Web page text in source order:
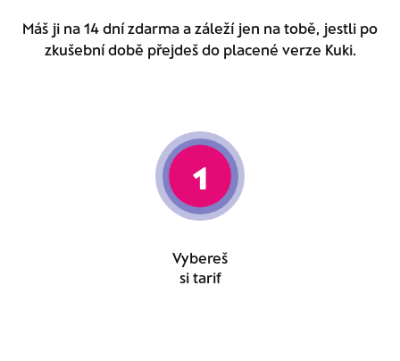
Máš ji na 14 dní zdarma a záleží jen na tobě, jestli po
zkušební době přejdeš do placené verze Kuki.
1
Vybereš
si tarif